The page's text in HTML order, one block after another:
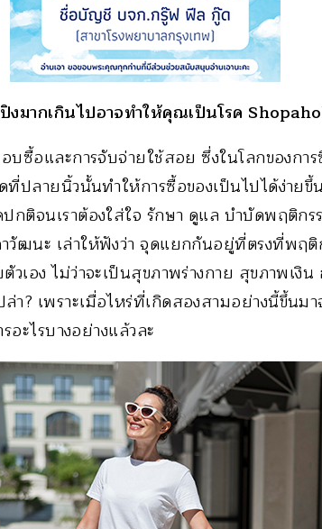
งมากเกินไปอาจทำให้คุณเป็นโรค
อบซื้อและการจับจ่ายใช้สอย ซึ่งในโลกของก
ที่ปลายนิ้วนั้นทำให้การซื้อของเป็นไปได้ง่ายขึ้
กติจนเราต้องใส่ใจ รักษา ดูแล บำบัดพฤติก
ฒนะ เล่าให้ฟังว่า จุดแยกกันอยู่ที่ตรงที่พฤติ
เอง ไม่ว่าจะเป็นสุขภาพร่างกาย สุขภาพเงิ
? เพราะเมื่อไหร่ที่เกิดสองสามอย่างนี้ขึ้นมา
อะไรบางอย่างแล้วละ